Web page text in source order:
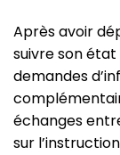
Après avoir
suivre son
demandes
échanges
sur